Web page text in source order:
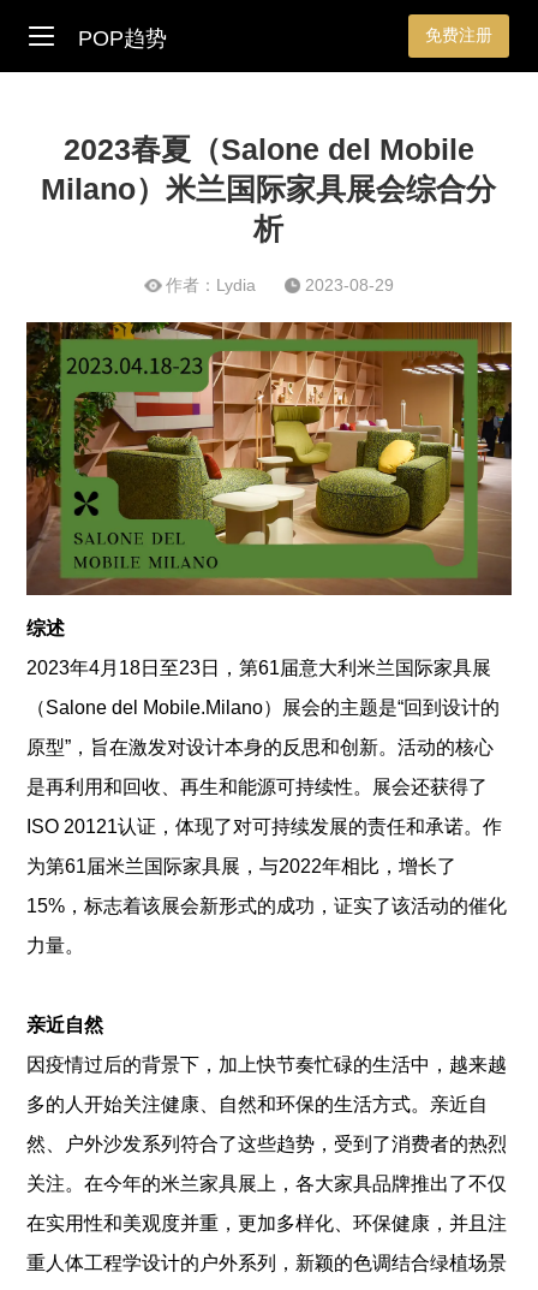
POP趋势 免费注册
2023春夏（Salone del Mobile
Milano）米兰国际家具展会综合分
析
作者：Lydia 2023-08-29
综述
2023年4月18日至23日，第61届意大利米兰国际家具展
（Salone del Mobile.Milano）展会的主题是“回到设计的
原型”，旨在激发对设计本身的反思和创新。活动的核心
是再利用和回收、再生和能源可持续性。展会还获得了
ISO 20121认证，体现了对可持续发展的责任和承诺。作
为第61届米兰国际家具展，与2022年相比，增长了
15%，标志着该展会新形式的成功，证实了该活动的催化
力量。
亲近自然
因疫情过后的背景下，加上快节奏忙碌的生活中，越来越
多的人开始关注健康、自然和环保的生活方式。亲近自
然、户外沙发系列符合了这些趋势，受到了消费者的热烈
关注。在今年的米兰家具展上，各大家具品牌推出了不仅
在实用性和美观度并重，更加多样化、环保健康，并且注
重人体工程学设计的户外系列，新颖的色调结合绿植场景